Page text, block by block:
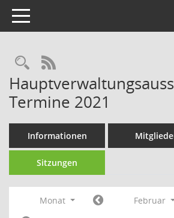
Toggle navigation
RSS-Feed
Termine 2021
Informationen
Sitzungen
Monat Februar